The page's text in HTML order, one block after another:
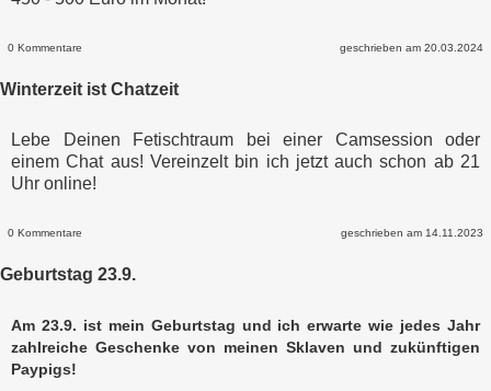
0 Kommentare geschrieben am 20.03.2024
Winterzeit ist Chatzeit
Lebe Deinen Fetischtraum bei einer Camsession oder
einem Chat aus! Vereinzelt bin ich jetzt auch schon ab 21
Uhr online!
0 Kommentare geschrieben am 14.11.2023
Geburtstag 23.9.
Am 23.9. ist mein Geburtstag und ich erwarte wie jedes Jahr
zahlreiche Geschenke von meinen Sklaven und zukünftigen
Paypigs!